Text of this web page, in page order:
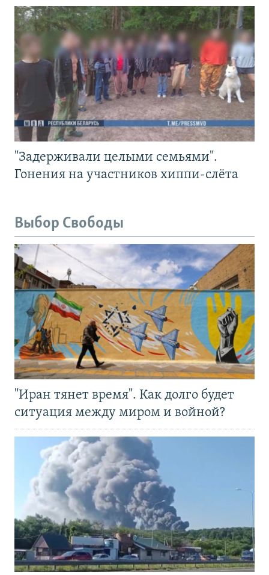
"Задерживали целыми семьями".
Гонения на участников хиппи-слёта
Выбор Свободы
"Иран тянет время". Как долго будет
ситуация между миром и войной?